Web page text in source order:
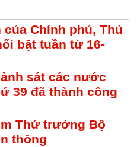
Chính phủ, Thủ
bật tuần từ 16-
sát các nước
39 đã thành công
Thứ trưởng Bộ
thông